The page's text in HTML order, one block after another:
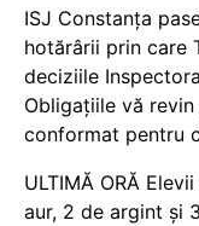
ISJ Constanța
hotărârii prin care
deciziile
Obligațiile vă
conformat pentru
ULTIMĂ ORĂ
aur, 2 de argint și